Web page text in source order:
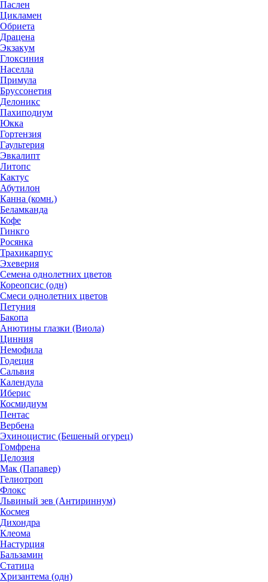
Паслен
Цикламен
Обриета
Драцена
Экзакум
Глоксиния
Населла
Примула
Бруссонетия
Делоникс
Пахиподиум
Юкка
Гортензия
Гаультерия
Эвкалипт
Литопс
Кактус
Абутилон
Канна (комн.)
Беламканда
Кофе
Гинкго
Росянка
Трахикарпус
Эхеверия
Семена однолетних цветов
Кореопсис (одн)
Смеси однолетних цветов
Петуния
Бакопа
Анютины глазки (Виола)
Цинния
Немофила
Годеция
Сальвия
Календула
Иберис
Космидиум
Пентас
Вербена
Эхиноцистис (Бешеный огурец)
Гомфрена
Целозия
Мак (Папавер)
Гелиотроп
Флокс
Львиный зев (Антириннум)
Космея
Дихондра
Клеома
Настурция
Бальзамин
Статица
Хризантема (одн)